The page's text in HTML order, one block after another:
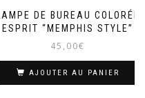
LAMPE DE BUREAU COLORÉE
ESPRIT “MEMPHIS STYLE”
45,00€
AJOUTER AU PANIER